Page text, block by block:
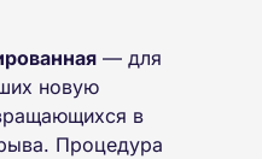
— для
новую
в
Процедура